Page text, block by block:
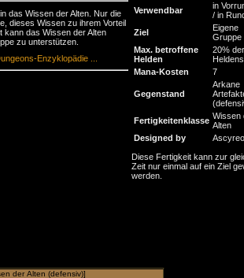
das Wissen der Alten. Nur die
dieses Wissen zu ihrem Vorteil
kann das Wissen der Alten
zu unterstützen.
Enzyklopädie ...
Verwendbar
in
/ in
Ziel
Eigene
Gruppe
Max. betroffene
Helden
20% der
Mana-Kosten
7
Gegenstand
Arkane
Fertigkeitenklasse Wissen
Alten
Designed by
Diese Fertigkeit kann zur
Zeit nur einmal auf ein Ziel
werden.